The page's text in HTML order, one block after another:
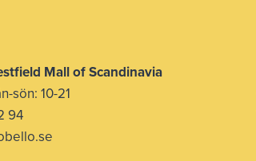
Mall of Scandinavia
sön: 10-21
94